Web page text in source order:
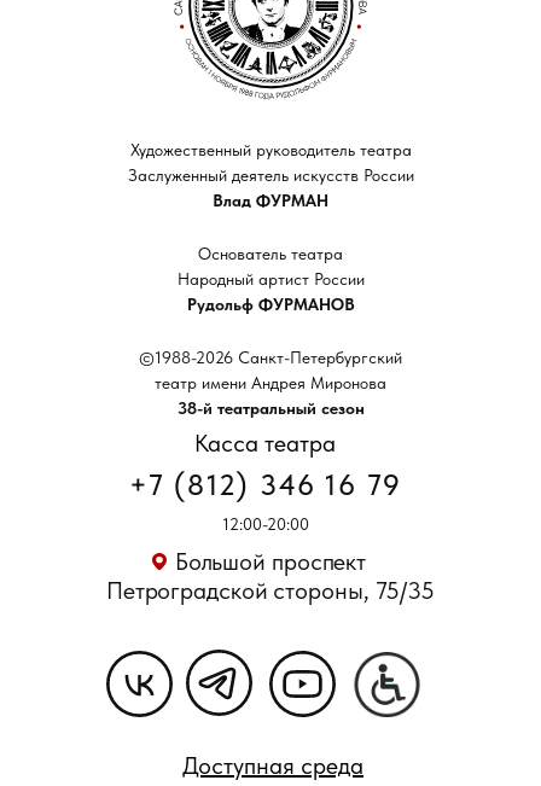
Художественный руководитель театра
Заслуженный деятель искусств России
Влад ФУРМАН
12:00-20:00
+7 (812) 346 16 79
©1988-2026 Санкт-Петербургский
театр имени Андрея Миронова
38-й театральный сезон
Основатель театра
Народный артист России
Рудольф ФУРМАНОВ
Большой проспект
Петроградской стороны, 75/35
Касса театра
Доступная среда